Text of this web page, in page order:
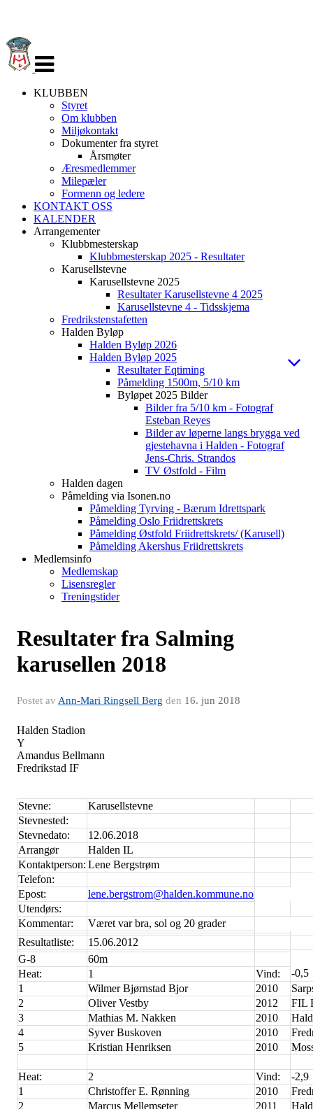
navigasjon
KLUBBEN
Styret
Om klubben
Miljøkontakt
Dokumenter fra styret
Årsmøter
Æresmedlemmer
Milepæler
Formenn og ledere
KONTAKT OSS
KALENDER
Arrangementer
Klubbmesterskap
Klubbmesterskap 2025 - Resultater
Karusellstevne
Karusellstevne 2025
Resultater Karusellstevne 4 2025
Karusellstevne 4 - Tidsskjema
Fredrikstenstafetten
Halden Byløp
Halden Byløp 2026
Halden Byløp 2025
Resultater Eqtiming
Påmelding 1500m, 5/10 km
Byløpet 2025 Bilder
Bilder fra 5/10 km - Fotograf
Esteban Reyes
Bilder av løperne langs brygga ved
gjestehavna i Halden - Fotograf
Jens-Chris. Strandos
TV Østfold - Film
Halden dagen
Påmelding via Isonen.no
Påmelding Tyrving - Bærum Idrettspark
Påmelding Oslo Friidrettskrets
Påmelding Østfold Friidrettskrets/ (Karusell)
Påmelding Akershus Friidrettskrets
Medlemsinfo
Medlemskap
Lisensregler
Treningstider
Resultater fra Salming
karusellen 2018
Postet av Ann-Mari Ringsell Berg den 16. jun 2018
Halden Stadion
Y
Amandus Bellmann
Fredrikstad IF
Stevne:
Karusellstevne
Stevnested:
Stevnedato:
12.06.2018
Arrangør
Halden IL
Kontaktperson: Lene Bergstrøm
Telefon:
Epost:
lene.bergstrom@halden.kommune.no
Utendørs:
Kommentar:
Været var bra, sol og 20 grader
Resultatliste:
15.06.2012
G-8
60m
Heat:
1 Vind:
-0,5
1
Wilmer Bjørnstad Bjor 2010
2
Oliver Vestby 2012
FIL
3
Mathias M. Nakken 2010
4
Syver Buskoven 2010
5
Kristian Henriksen 2010
Heat: 2 Vind:
-2,9
1
Christoffer E. Rønning 2010
2
Marcus Mellemseter 2011